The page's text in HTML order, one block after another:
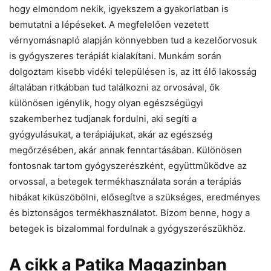
hogy elmondom nekik, igyekszem a gyakorlatban is
bemutatni a lépéseket. A megfelelően vezetett
vérnyomásnapló alapján könnyebben tud a kezelőorvosuk
is gyógyszeres terápiát kialakítani. Munkám során
dolgoztam kisebb vidéki településen is, az itt élő lakosság
általában ritkábban tud találkozni az orvosával, ők
különösen igénylik, hogy olyan egészségügyi
szakemberhez tudjanak fordulni, aki segíti a
gyógyulásukat, a terápiájukat, akár az egészség
megőrzésében, akár annak fenntartásában. Különösen
fontosnak tartom gyógyszerészként, együttműködve az
orvossal, a betegek termékhasználata során a terápiás
hibákat kiküszöbölni, elősegítve a szükséges, eredményes
és biztonságos termékhasználatot. Bízom benne, hogy a
betegek is bizalommal fordulnak a gyógyszerészükhöz.
A cikk a Patika Magazinban